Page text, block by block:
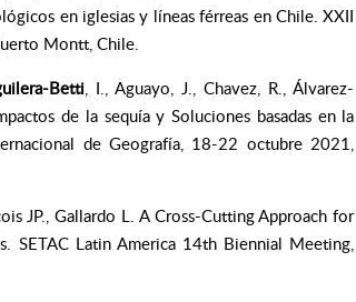
en iglesias y líneas férreas en Chile. XXII
Montt, Chile.
Betti , I., Aguayo, J., Chavez, R., Álvarez-
de la sequía y Soluciones basadas en la
de Geografía, 18-22 octubre 2021,
JP., Gallardo L. A Cross-Cutting Approach for
SETAC Latin America 14th Biennial Meeting,